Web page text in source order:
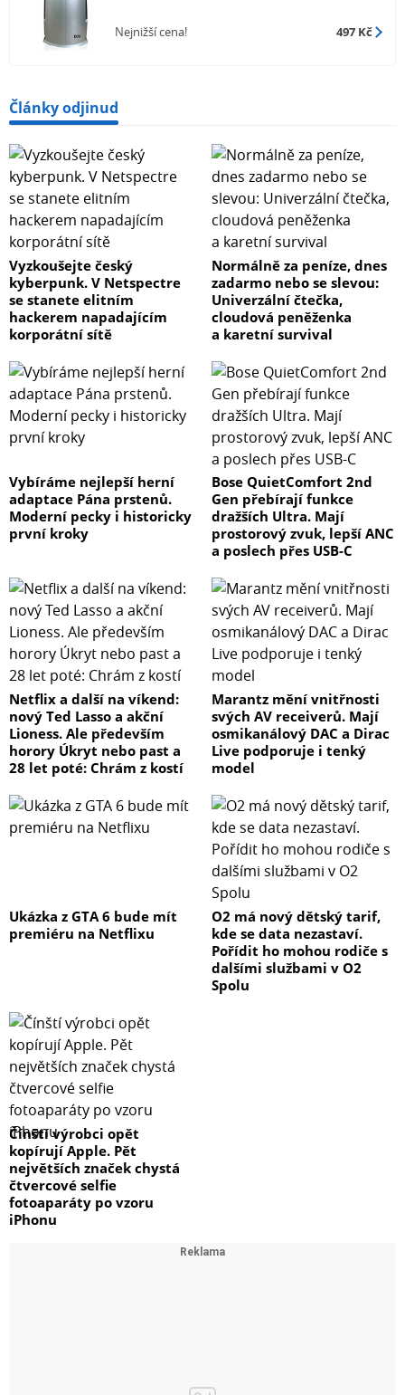
Nejnižší cena! 497 Kč
Články odjinud
Vyzkoušejte český
kyberpunk. V Netspectre
se stanete elitním
hackerem napadajícím
korporátní sítě
Normálně za peníze, dnes
zadarmo nebo se slevou:
Univerzální čtečka,
cloudová peněženka
a karetní survival
Vybíráme nejlepší herní
adaptace Pána prstenů.
Moderní pecky i historicky
první kroky
Bose QuietComfort 2nd
Gen přebírají funkce
dražších Ultra. Mají
prostorový zvuk, lepší ANC
a poslech přes USB-C
Netflix a další na víkend:
nový Ted Lasso a akční
Lioness. Ale především
horory Úkryt nebo past a
28 let poté: Chrám z kostí
Marantz mění vnitřnosti
svých AV receiverů. Mají
osmikanálový DAC a Dirac
Live podporuje i tenký
model
Ukázka z GTA 6 bude mít
premiéru na Netflixu
O2 má nový dětský tarif,
kde se data nezastaví.
Pořídit ho mohou rodiče s
dalšími službami v O2
Spolu
Čínští výrobci opět
kopírují Apple. Pět
největších značek chystá
čtvercové selfie
fotoaparáty po vzoru
iPhonu